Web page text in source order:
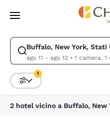
Vai A Contenuto Principale
Buffalo, New York, Stati
ago 11 - ago 12• 1
Modifica la ricerca per Buffalo,
Ordina e filtra
1